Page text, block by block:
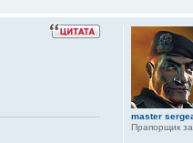
master
Прапорщик